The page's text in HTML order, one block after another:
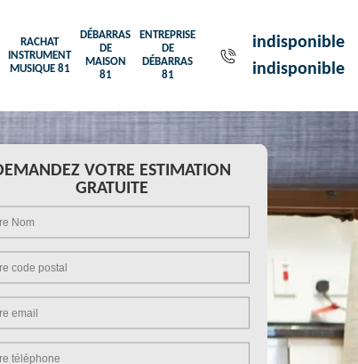
RACHAT
INSTRUMENT
MUSIQUE 81
DÉBARRAS
DE
MAISON
81
ENTREPRISE
DE
DÉBARRAS
81
indisponible
indisponible
VOTRE ESTIMATION
GRATUITE